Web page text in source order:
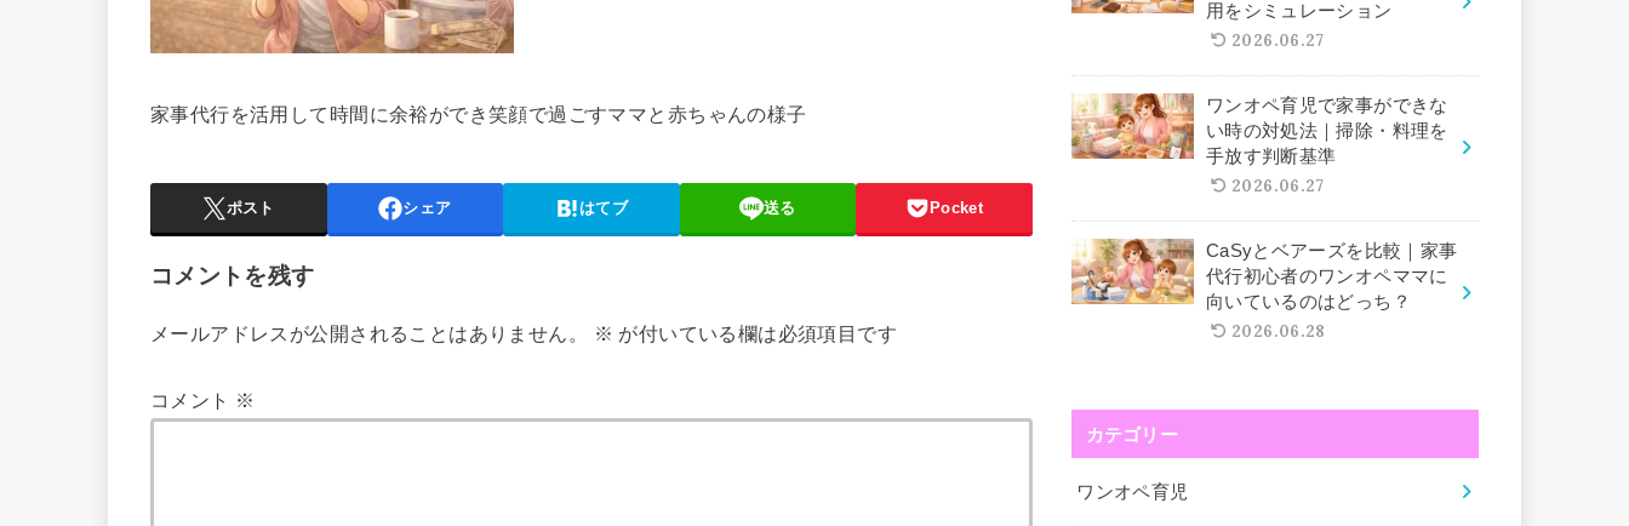
家事代行を活用して時間に余裕ができ笑顔で過ごすママと赤ちゃんの様子
ポスト シェア はてブ 送る Pocket
コメントを残す
メールアドレスが公開されることはありません。 ※ が付いている欄は必須項目です
コメント ※
用をシミュレーション
2026.06.27
ワンオペ育児で家事ができな
い時の対処法｜掃除・料理を
手放す判断基準
2026.06.27
CaSyとベアーズを比較｜家事
代行初心者のワンオペママに
向いているのはどっち？
2026.06.28
カテゴリー
ワンオペ育児